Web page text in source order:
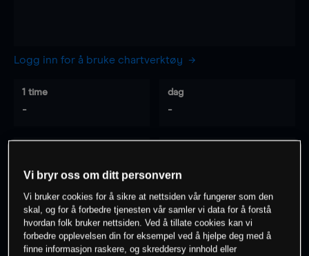
Logg inn for å bruke chartverktøy
1 time
-
dag
-
-
0% av kunder erpå dette instrumentet
Vi bryr oss om ditt personvern
Vi bruker cookies for å sikre at nettsiden vår fungerer som den
skal, og for å forbedre tjenesten vår samler vi data for å forstå
hvordan folk bruker nettsiden. Ved å tillate cookies kan vi
forbedre opplevelsen din for eksempel ved å hjelpe deg med å
finne informasjon raskere, og skreddersy innhold eller